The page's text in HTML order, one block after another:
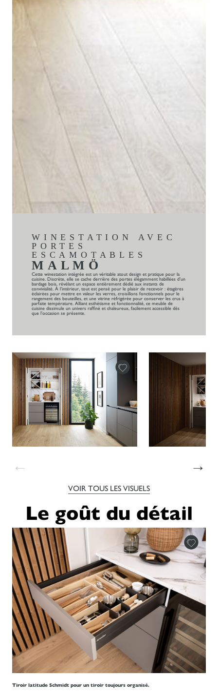
WINESTATION AVEC
PORTES
ESCAMOTABLES
MALMÖ
Cette winestation intégrée est un véritable atout design et pratique pour la
cuisine. Discrète, elle se cache derrière des portes élégamment habillées d’un
bardage bois, révélant un espace entièrement dédié aux instants de
convivialité. À l’intérieur, tout est pensé pour le plaisir de recevoir : étagères
éclairées pour mettre en valeur les verres, croisillons fonctionnels pour le
rangement des bouteilles, et une vitrine réfrigérée pour conserver les crus à
parfaite température. Alliant esthétisme et fonctionnalité, ce meuble de
cuisine dissimule un univers raffiné et chaleureux, facilement accessible dès
que l’occasion se présente.
← →
VOIR TOUS LES VISUELS
Le goût du détail
Tiroir latitude Schmidt pour un tiroir toujours organisé.